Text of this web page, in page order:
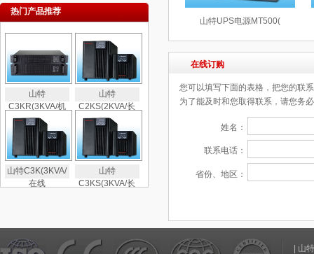
热门产品推荐
山特
C3KR(3KVA/机
山特
C2KS(2KVA/长
山特C3K(3KVA/
在线
山特
C3KS(3KVA/长
山特UPS电源MT500(
在线订购
您可以填写下面的表格，把您的联
为了能及时和您取得联系，请您务
姓名：
联系电话：
省份、地区：
山